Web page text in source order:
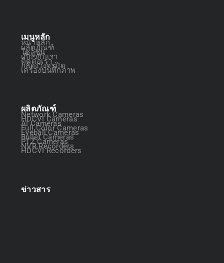
เมนูหลัก
หน้าหลัก
ผลิตภัณฑ์
โซลูชัน
เกี่ยวกับเรา
ติดต่อเรา
กล้องวงจรปิด
เครื่องบันทึกภาพ
ผลิตภัณฑ์
Network Cameras
HDCVI Cameras
AI Cameras
Full Color Cameras
Eyeball Cameras
Bullet Cameras
PTZ Cameras
NVR Recorders
HDCVI Recorders
ข่าวสาร